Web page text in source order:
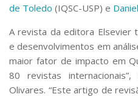
Extensão à Comunidade
Projetos, Programas e
Artes, Cultura e Esportes
Serviços
Bibliotecas
de Toledo (IQSC-USP) e
A revista da editora Elsevier
e desenvolvimentos em
maior fator de impacto em
80 revistas
Olivares. “Este artigo de